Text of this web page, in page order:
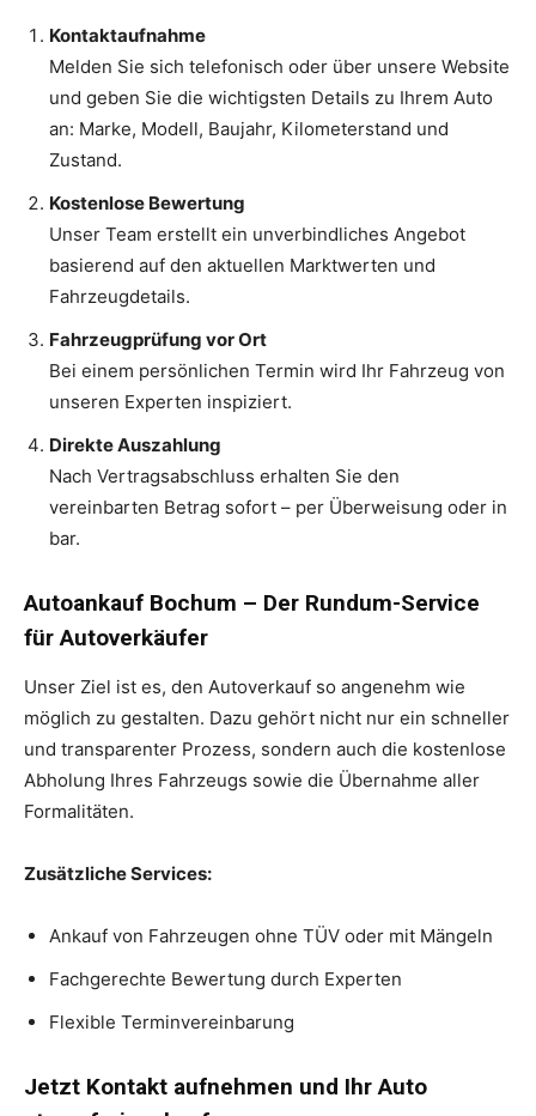
Kontaktaufnahme
Melden Sie sich telefonisch oder über unsere Website
und geben Sie die wichtigsten Details zu Ihrem Auto
an: Marke, Modell, Baujahr, Kilometerstand und
Zustand.
Kostenlose Bewertung
Unser Team erstellt ein unverbindliches Angebot
basierend auf den aktuellen Marktwerten und
Fahrzeugdetails.
Fahrzeugprüfung vor Ort
Bei einem persönlichen Termin wird Ihr Fahrzeug von
unseren Experten inspiziert.
Direkte Auszahlung
Nach Vertragsabschluss erhalten Sie den
vereinbarten Betrag sofort – per Überweisung oder in
bar.
Autoankauf Bochum – Der Rundum-Service
für Autoverkäufer
Unser Ziel ist es, den Autoverkauf so angenehm wie
möglich zu gestalten. Dazu gehört nicht nur ein schneller
und transparenter Prozess, sondern auch die kostenlose
Abholung Ihres Fahrzeugs sowie die Übernahme aller
Formalitäten.
Zusätzliche Services:
Ankauf von Fahrzeugen ohne TÜV oder mit Mängeln
Fachgerechte Bewertung durch Experten
Flexible Terminvereinbarung
Jetzt Kontakt aufnehmen und Ihr Auto